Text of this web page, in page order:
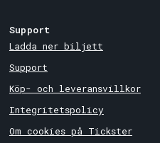
Support
Ladda ner biljett
Support
Köp- och leveransvillkor
Integritetspolicy
Om cookies på Tickster